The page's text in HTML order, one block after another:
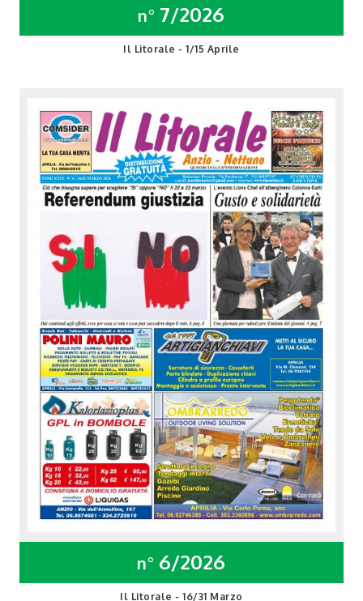
n° 7/2026
Il Litorale - 1/15 Aprile
n° 6/2026
Il Litorale - 16/31 Marzo